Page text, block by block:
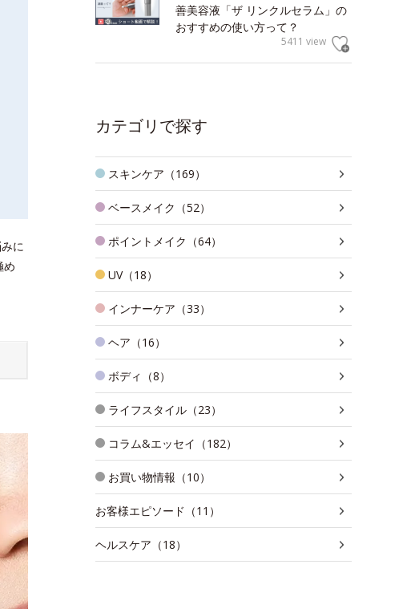
に
め
善美容液「ザ リンクルセラム」の
おすすめの使い方って？
5411 view
カテゴリで探す
スキンケア（169）
ベースメイク（52）
ポイントメイク（64）
UV（18）
インナーケア（33）
ヘア（16）
ボディ（8）
ライフスタイル（23）
コラム&エッセイ（182）
お買い物情報（10）
お客様エピソード（11）
ヘルスケア（18）